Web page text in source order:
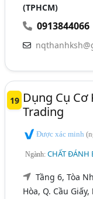
(TPHCM)
0913844066
19 Dụng Cụ Cơ
Trading
Được xác minh
Ngành:CHẤT ĐÁNH
Tầng 6, Tòa
Hòa, Q. Cầu Giấy,